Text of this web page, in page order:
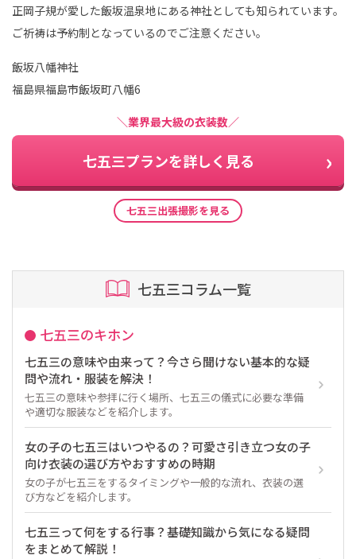
正岡子規が愛した飯坂温泉地にある神社としても知られています。
ご祈祷は予約制となっているのでご注意ください。
飯坂八幡神社
福島県福島市飯坂町八幡6
＼業界最大級の衣装数／
七五三プランを詳しく見る
七五三出張撮影を見る
七五三コラム一覧
七五三のキホン
七五三の意味や由来って？今さら聞けない基本的な疑
問や流れ・服装を解決！
七五三の意味や参拝に行く場所、七五三の儀式に必要な準備
や適切な服装などを紹介します。
女の子の七五三はいつやるの？可愛さ引き立つ女の子
向け衣装の選び方やおすすめの時期
女の子が七五三をするタイミングや一般的な流れ、衣装の選
び方などを紹介します。
七五三って何をする行事？基礎知識から気になる疑問
をまとめて解説！